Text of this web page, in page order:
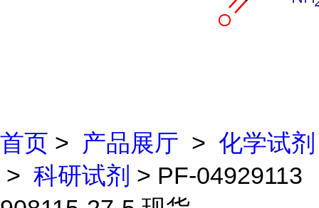
首页 > 产品展厅 > 化学试剂
> 科研试剂 > PF-04929113